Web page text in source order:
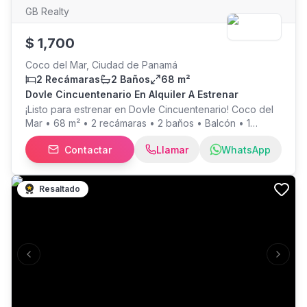
GB Realty
$ 1,700
Coco del Mar, Ciudad de Panamá
2 Recámaras
2 Baños
68 m²
Dovle Cincuentenario En Alquiler A Estrenar
¡Listo para estrenar en Dovle Cincuentenario! Coco del
Mar • 68 m² • 2 recámaras • 2 baños • Balcón • 1
estacionamiento • Línea blanca completa Disfruta de 18
exclusivas amenidades, entre ellas: piscina tipo playa,
beach deck, yoga deck, gimnasio, coworking, coffee
room, cine, estudio para podcast y fotografía, huerto,
área de BBQ, rooftop bar con vistas panorámicas y
Contactar Llamar WhatsApp
Previous slide Next
Resaltado